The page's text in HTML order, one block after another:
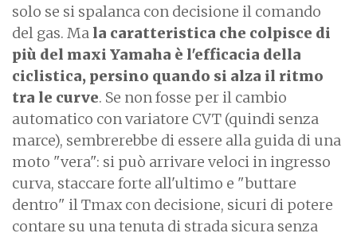
solo se si spalanca con decisione il comando
del gas. Ma la caratteristica che colpisce di
più del maxi Yamaha è l'efficacia della
ciclistica, persino quando si alza il ritmo
tra le curve. Se non fosse per il cambio
automatico con variatore CVT (quindi senza
marce), sembrerebbe di essere alla guida di una
moto "vera": si può arrivare veloci in ingresso
curva, staccare forte all'ultimo e "buttare
dentro" il Tmax con decisione, sicuri di potere
contare su una tenuta di strada sicura senza